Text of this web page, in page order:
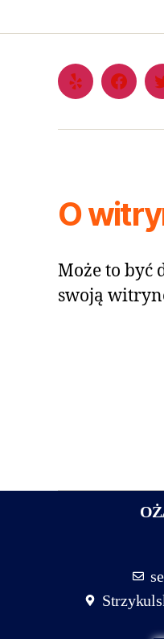
O
Może to być
swoją